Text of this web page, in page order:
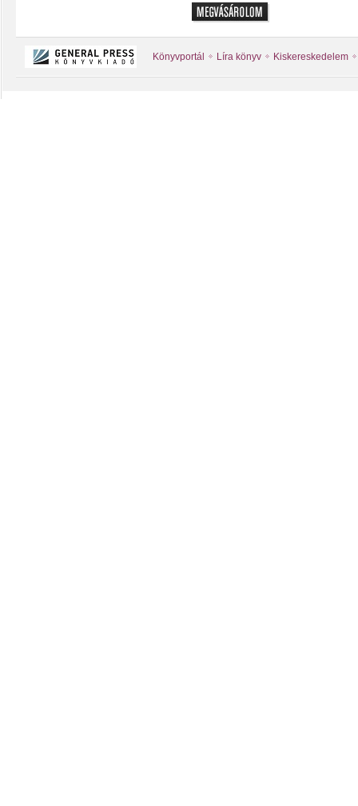
Könyvportál Líra könyv Kiskereskedelem